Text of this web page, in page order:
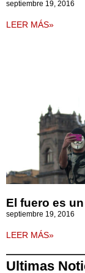
septiembre 19, 2016
LEER MÁS»
El fuero es
septiembre 19, 2016
LEER MÁS»
Ultimas